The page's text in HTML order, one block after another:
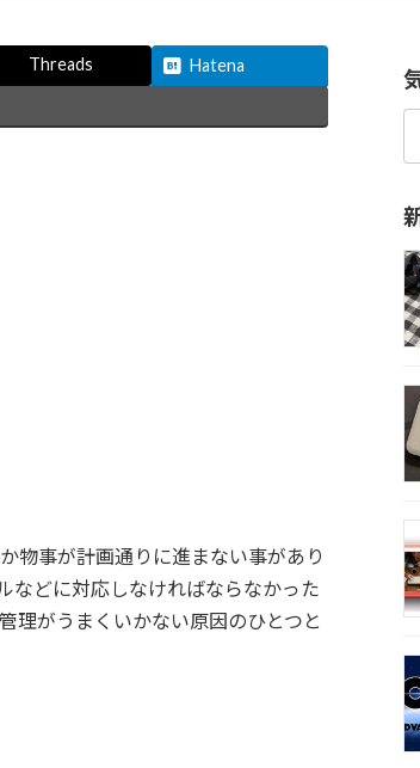
Threads Hatena
物事が計画通りに進まない事があり
などに対応しなければならなかった
理がうまくいかない原因のひとつと